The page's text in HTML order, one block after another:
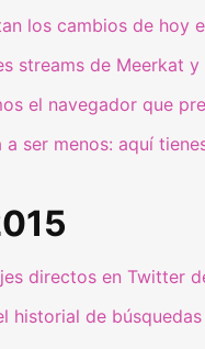
los cambios de hoy
streams de Meerkat y
el navegador que
ser menos: aquí
directos en Twitter
historial de